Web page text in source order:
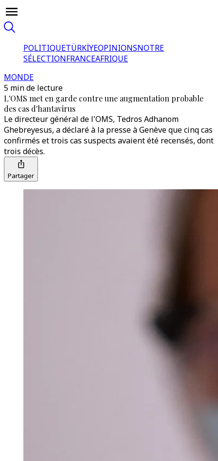
POLITIQUETÜRKİYEOPINIONSNOTRE
SÉLECTIONFRANCEAFRIQUE
MONDE
5 min de lecture
L'OMS met en garde contre une augmentation probable
des cas d'hantavirus
Le directeur général de l'OMS, Tedros Adhanom
Ghebreyesus, a déclaré à la presse à Genève que cinq cas
confirmés et trois cas suspects avaient été recensés, dont
trois décès.
Partager